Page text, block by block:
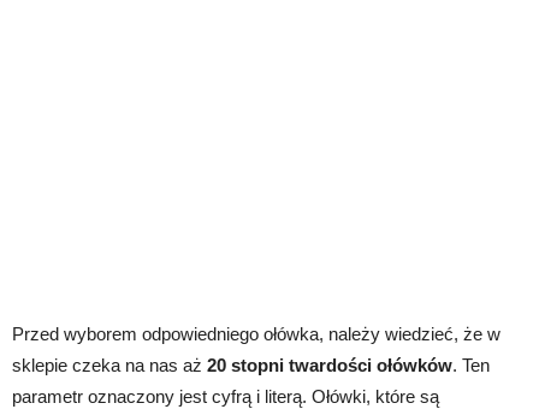
Przed wyborem odpowiedniego ołówka, należy wiedzieć, że w
sklepie czeka na nas aż 20 stopni twardości ołówków. Ten
parametr oznaczony jest cyfrą i literą. Ołówki, które są